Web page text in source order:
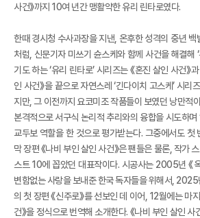
사건》까지 10여 년간 맹활약한 유리 린타로였다.
한때 경시청 수사과장을 지낸, 온후한 성격의 중년 백
처럼, 신문기자 미쓰기 슌스케와 함께 사건을 해결해 ‘
기도 하는 ‘유리 린타로’ 시리즈는 《혼진 살인 사건》
인 사건》을 끝으로 자연스레 ‘긴다이치 고스케’ 시리
지만, 그 이전까지 요코미조 작품들이 보였던 낭만적
본격적으로 서구식 논리적 추리와의 융합을 시도하며
교두보 역할을 한 것으로 평가받는다. 그중에서도 첫
막 장편 《나비 부인 살인 사건》은 팬들은 물론, 작가
스트 10에 꼽았던 대표작이다. 시공사는 2005년 《
변함없는 사랑을 보내준 한국 독자들을 위해서, 2025
의 첫 장편 《신주로》를 선보인 데 이어, 12월에는 마
건》을 정식으로 번역해 소개한다. 《나비 부인 살인 사